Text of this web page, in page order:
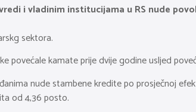
i vladinim institucijama u RS nude
sektora.
povećale kamate prije dvije godine usljed
nude stambene kredite po prosječnoj
od 4,36 posto.